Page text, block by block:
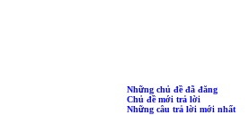
Những chủ đề đã đăng
Chủ đề mới trả lời
Những câu trả lời mới nhất